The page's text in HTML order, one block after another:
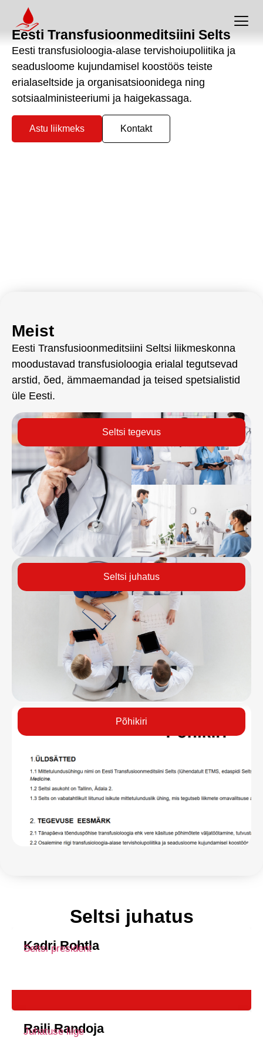
Eesti Transfusioonmeditsiini Selts
Eesti transfusioloogia-alase tervishoiupoliitika ja
seadusloome kujundamisel koostöös teiste
erialaseltside ja organisatsioonidega ning
sotsiaalministeeriumi ja haigekassaga.
Astu liikmeks Kontakt
Meist
Eesti Transfusioonmeditsiini Seltsi liikmeskonna
moodustavad transfusioloogia erialal tegutsevad
arstid, õed, ämmaemandad ja teised spetsialistid
üle Eesti.
Seltsi tegevus
Seltsi juhatus
Põhikiri
Seltsi juhatus
Kadri Rohtla
Seltsi president
Raili Randoja
Juhatuse liige